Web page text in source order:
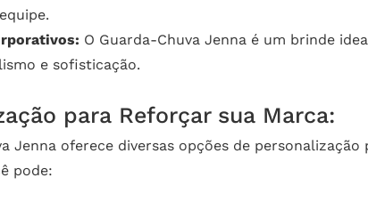
O Guarda-Chuva Jenna é um brinde
e sofisticação.
para Reforçar sua Marca:
Jenna oferece diversas opções de
pode: